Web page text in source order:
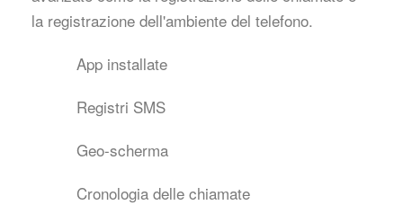
la registrazione dell'ambiente del telefono.
App installate
Registri SMS
Geo-scherma
Cronologia delle chiamate